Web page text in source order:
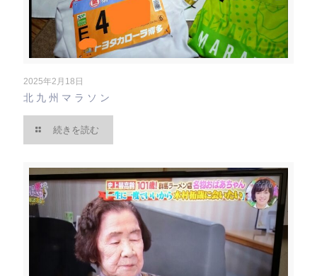
2025年2月18日
北九州マラソン
続きを読む